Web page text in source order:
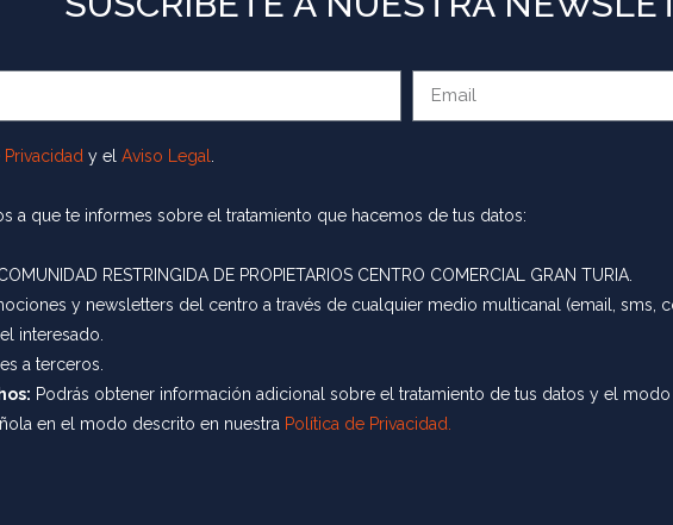
y el Aviso Legal
a que te informes sobre el tratamiento que hacemos de tus datos:
RESTRINGIDA DE PROPIETARIOS CENTRO COMERCIAL GRAN TURIA.
y newsletters del centro a través de cualquier medio multicanal (email, sms,
interesado.
a terceros.
Podrás obtener información adicional sobre el tratamiento de tus datos y el
en el modo descrito en nuestra Política de Privacidad.